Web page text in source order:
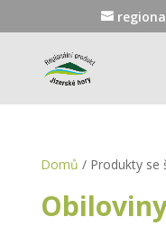
Domů / Produkty se